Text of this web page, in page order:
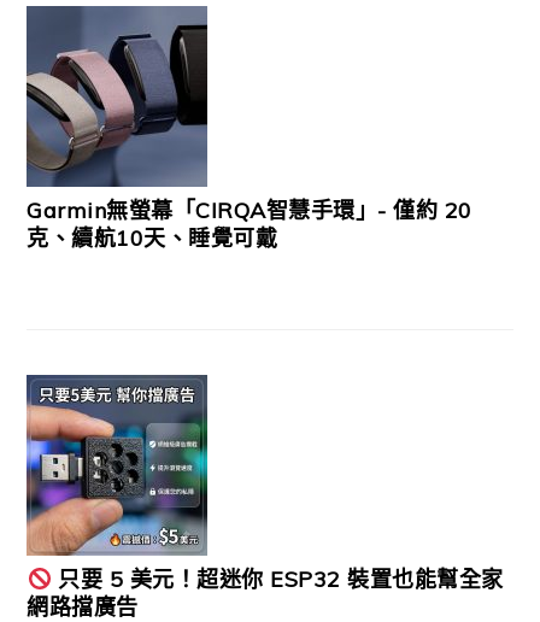
Garmin無螢幕「CIRQA智慧手環」- 僅約 20
克、續航10天、睡覺可戴
只要 5 美元！超迷你 ESP32 裝置也能幫全家
網路擋廣告